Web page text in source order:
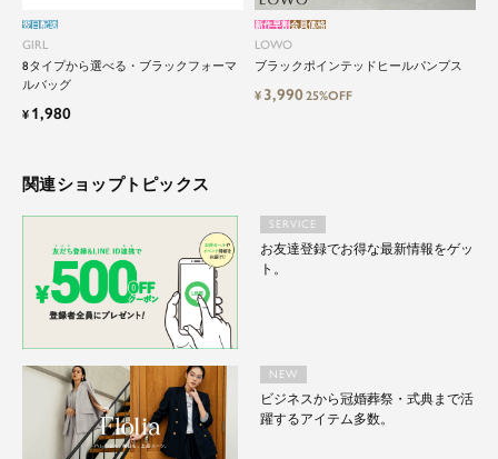
GIRL
8タイプから選べる・ブラックフォーマ
ルバッグ
翌日配送
¥ 1,980
LOWO
ブラックポインテッドヒールパンプス
新作早割会員価格
¥ 3,99025%OFF
関連ショップトピックス
SERVICE
お友達登録でお得な最新情報をゲッ
ト。
NEW
ビジネスから冠婚葬祭・式典まで活
躍するアイテム多数。